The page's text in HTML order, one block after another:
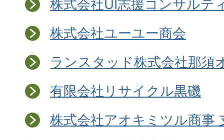
株式会社UI志援コンサルテ
株式会社ユーユー商会
ランスタッド株式会社那須
有限会社リサイクル黒磯
株式会社アオキミツル商事